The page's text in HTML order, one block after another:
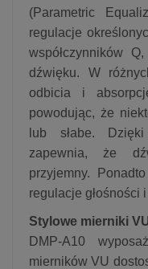
(Parametric
regulacje
współczynników
dźwięku. W
odbicia i
powodując, że
lub słabe.
zapewnia, że
przyjemny.
regulacje głośności
Stylowe mierniki
DMP-A10
mierników VU